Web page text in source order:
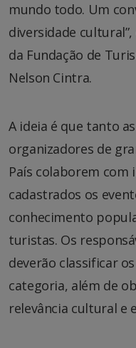
mundo todo. Um
diversidade
da Fundação de
Nelson Cintra.
A ideia é que tanto
organizadores de
País colaborem com
cadastrados os
conhecimento
turistas. Os
deverão classificar
categoria, além de
relevância cultural e